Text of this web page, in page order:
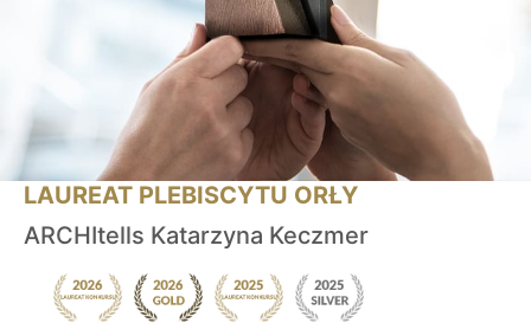
LAUREAT PLEBISCYTU ORŁY
ARCHItells Katarzyna Keczmer